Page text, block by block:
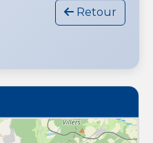
Retour